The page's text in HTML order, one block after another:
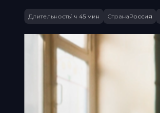
Длительность1 ч 45 мин СтранаРоссия